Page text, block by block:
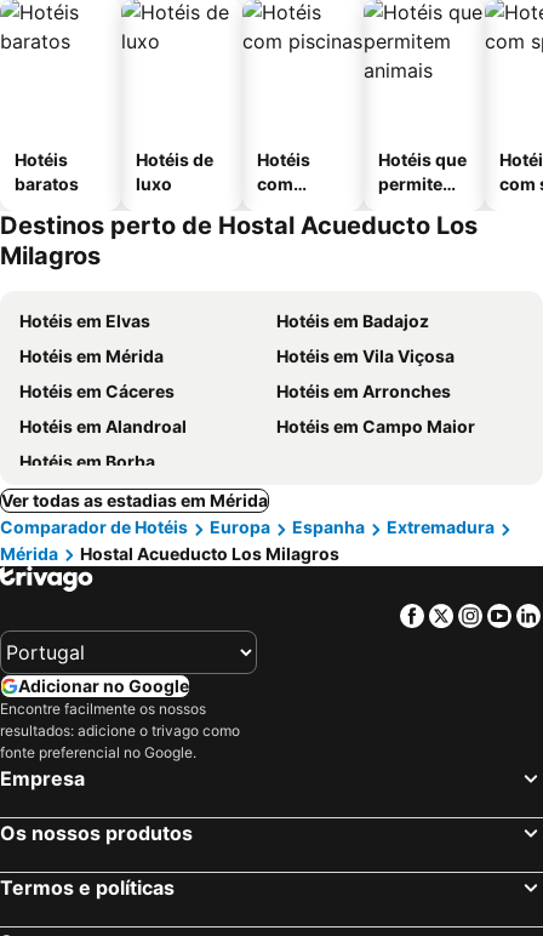
Hotéis
baratos
Hotéis de
luxo
Hotéis
com
Hotéis que
permitem
com
Destinos perto de Hostal Acueducto Los
Milagros
Hotéis em Elvas
Hotéis em Badajoz
Hotéis em Mérida
Hotéis em Vila Viçosa
Hotéis em Cáceres
Hotéis em Arronches
Hotéis em Alandroal
Hotéis em Campo Maior
Hotéis em Borba
Ver todas as estadias em Mérida
Comparador de Hotéis
Europa Espanha
Extremadura
Mérida
Hostal Acueducto Los Milagros
Facebook
Twitter
Adicionar no Google
Encontre facilmente os nossos
resultados: adicione o trivago como
fonte preferencial no Google.
Empresa
Os nossos produtos
Termos e políticas